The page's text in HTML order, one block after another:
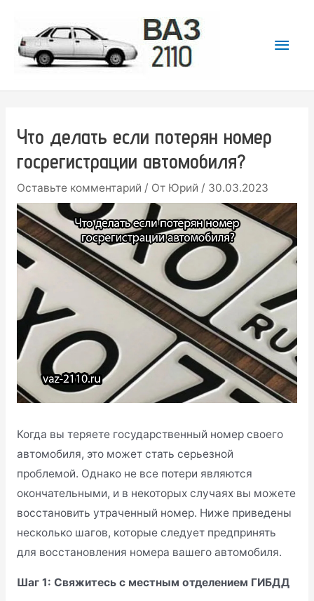
содержимому
Что делать если потерян номер
госрегистрации автомобиля?
Оставьте комментарий / От Юрий / 30.03.2023
Когда вы теряете государственный номер своего
автомобиля, это может стать серьезной
проблемой. Однако не все потери являются
окончательными, и в некоторых случаях вы можете
восстановить утраченный номер. Ниже приведены
несколько шагов, которые следует предпринять
для восстановления номера вашего автомобиля.
Шаг 1: Свяжитесь с местным отделением ГИБДД